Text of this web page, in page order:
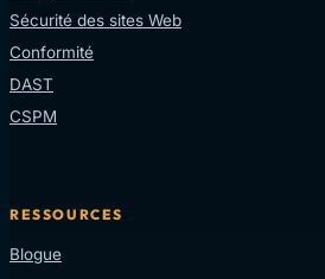
Sécurité des sites Web
Conformité
DAST
CSPM
RESSOURCES
Blogue